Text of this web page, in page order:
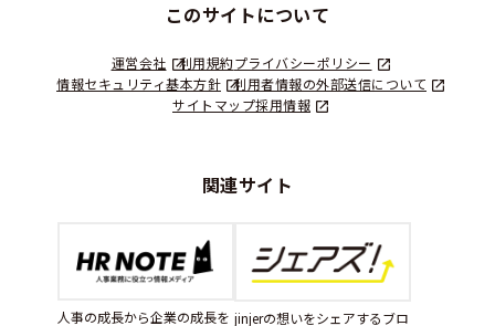
このサイトについて
運営会社 利用規約プライバシーポリシー
情報セキュリティ基本方針
利用者情報の外部送信について
サイトマップ採用情報
関連サイト
人事の成長から企業の成長を jinjerの想いをシェアするブロ